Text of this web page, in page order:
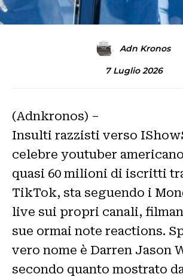
Adn Kronos
7 Luglio 2026
(Adnkronos) –
Insulti razzisti verso
celebre youtuber
quasi 60 milioni di iscritti
TikTok, sta seguendo i
live sui propri canali,
sue ormai note reactions.
vero nome è Darren Jason
secondo quanto mostrato